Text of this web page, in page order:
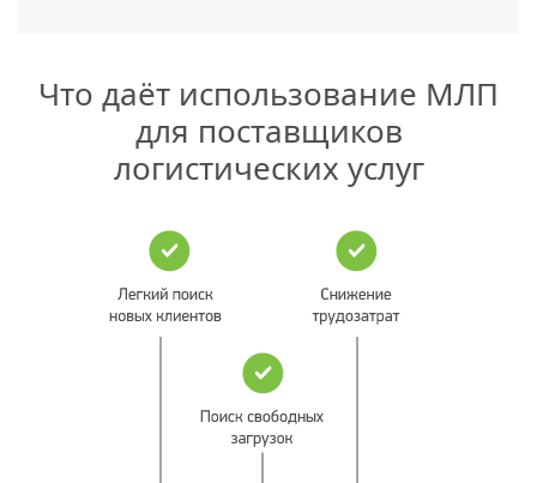
Что даёт использование МЛП
для поставщиков
логистических услуг